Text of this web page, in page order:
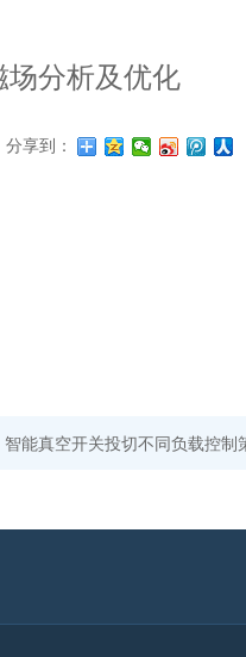
分析及优化
分享到：
：智能真空开关投切不同负载控